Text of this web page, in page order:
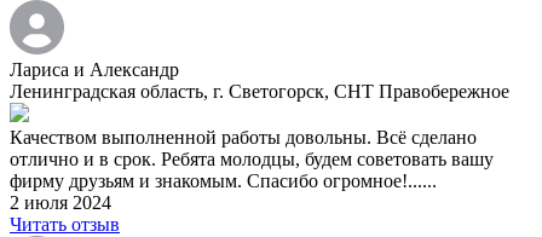
Лариса и Александр
Ленинградская область, г. Светогорск, СНТ Правобережное
Качеством выполненной работы довольны. Всё сделано
отлично и в срок. Ребята молодцы, будем советовать вашу
фирму друзьям и знакомым. Спасибо огромное!......
2 июля 2024
Читать отзыв